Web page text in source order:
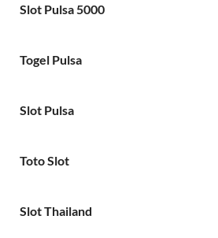
Slot Pulsa 5000
Togel Pulsa
Slot Pulsa
Toto Slot
Slot Thailand